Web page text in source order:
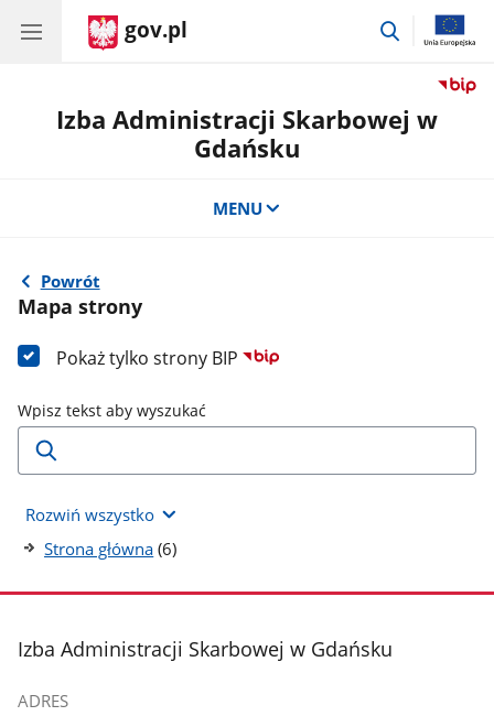
gov.pl
przejdź
Izba Administracji Skarbowej w
Gdańsku
MENU
Powrót
Mapa strony
Pokaż tylko strony BIP
Wpisz tekst aby wyszukać
Rozwiń wszystko
Strona główna liczba
(6)
stopka
Izba Administracji Skarbowej w Gdańsku
ADRES